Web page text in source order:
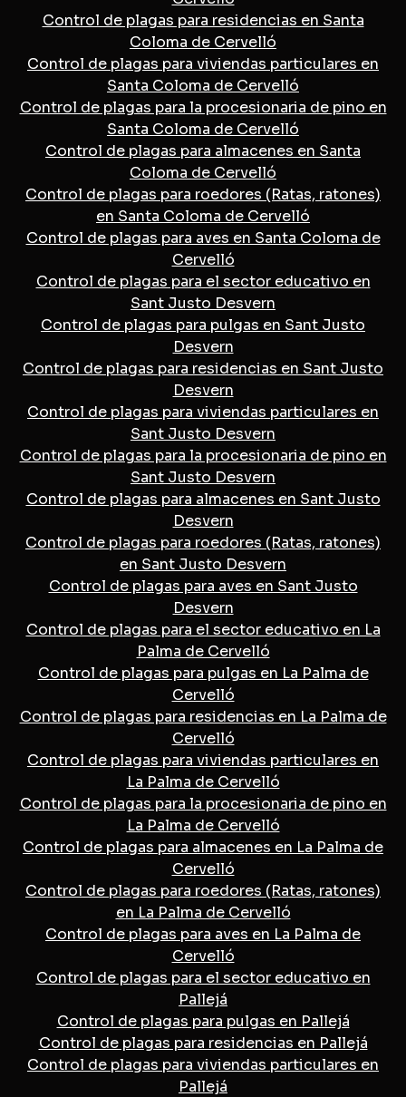
Control de plagas para residencias en Santa
Coloma de Cervelló
Control de plagas para viviendas particulares en
Santa Coloma de Cervelló
Control de plagas para la procesionaria de pino en
Santa Coloma de Cervelló
Control de plagas para almacenes en Santa
Coloma de Cervelló
Control de plagas para roedores (Ratas, ratones)
en Santa Coloma de Cervelló
Control de plagas para aves en Santa Coloma de
Cervelló
Control de plagas para el sector educativo en
Sant Justo Desvern
Control de plagas para pulgas en Sant Justo
Desvern
Control de plagas para residencias en Sant Justo
Desvern
Control de plagas para viviendas particulares en
Sant Justo Desvern
Control de plagas para la procesionaria de pino en
Sant Justo Desvern
Control de plagas para almacenes en Sant Justo
Desvern
Control de plagas para roedores (Ratas, ratones)
en Sant Justo Desvern
Control de plagas para aves en Sant Justo
Desvern
Control de plagas para el sector educativo en La
Palma de Cervelló
Control de plagas para pulgas en La Palma de
Cervelló
Control de plagas para residencias en La Palma de
Cervelló
Control de plagas para viviendas particulares en
La Palma de Cervelló
Control de plagas para la procesionaria de pino en
La Palma de Cervelló
Control de plagas para almacenes en La Palma de
Cervelló
Control de plagas para roedores (Ratas, ratones)
en La Palma de Cervelló
Control de plagas para aves en La Palma de
Cervelló
Control de plagas para el sector educativo en
Pallejá
Control de plagas para pulgas en Pallejá
Control de plagas para residencias en Pallejá
Control de plagas para viviendas particulares en
Pallejá